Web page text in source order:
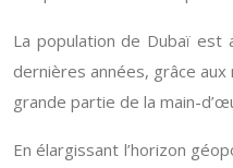
La population de Dubaï est
dernières années, grâce
grande partie de la main-
En élargissant l’horizon